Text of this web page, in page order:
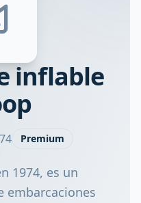
inflable
Premium
1974, es un
embarcaciones